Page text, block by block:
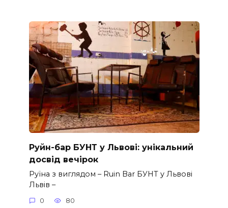
Руйн-бар БУНТ у Львові: унікальний
досвід вечірок
Руїна з виглядом – Ruin Bar БУНТ у Львові
Львів –
0 80